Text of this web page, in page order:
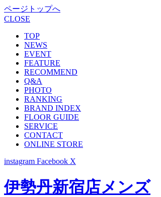
ページトップへ
CLOSE
TOP
NEWS
EVENT
FEATURE
RECOMMEND
Q&A
PHOTO
RANKING
BRAND INDEX
FLOOR GUIDE
SERVICE
CONTACT
ONLINE STORE
instagram Facebook X
伊勢丹新宿店メンズ